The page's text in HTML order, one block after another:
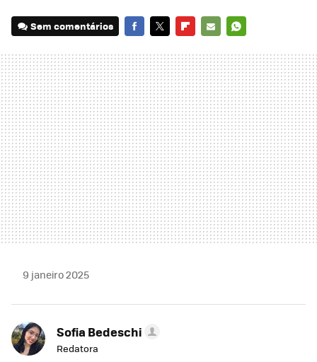
Sem comentários
MAIL
9 janeiro 2025
Sofia Bedeschi
Redatora